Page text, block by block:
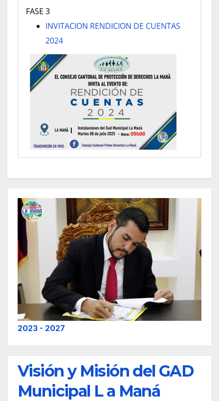
FASE 3
INVITACION RENDICION DE CUENTAS
2024
2023 - 2027
Visión y Misión del GAD
Municipal L a Maná